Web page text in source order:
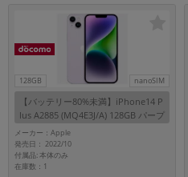
128GB nanoSIM
【バッテリー80%未満】iPhone14 P
lus A2885 (MQ4E3J/A) 128GB パープ
ル 【docomo版SIMフリー】
メーカー：Apple
発売日： 2022/10
付属品: 本体のみ
在庫数：1